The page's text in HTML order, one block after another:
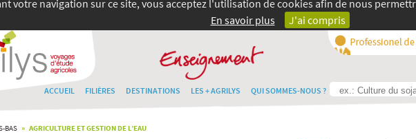
votre navigation sur ce site, vous acceptez l'utilisation de cookies afin de nous
En savoir plus
J'ai compris
ACCUEIL FILIÈRES DESTINATIONS LES + AGRILYS QUI SOMMES-NOUS ?
BAS » AGRICULTURE ET GESTION DE L’EAU